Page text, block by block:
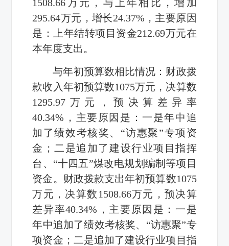
1508.66万元，与上年相比，增加
295.64万元，增长24.37%，主要原因
是：上年结转项目资金212.69万元在
本年度支出。
与年初预算数相比情况：财政拨
款收入年初预算数1075万元，决算数
1295.97万元，预决算差异率
40.34%，主要原因是：一是年中追
加了绩效考核奖、“访惠聚”专项资
金；二是追加了建设行业项目指挥
台、“十四五”煤改电规划编制等项目
资金。财政拨款支出年初预算数1075
万元，决算数1508.66万元，预决算
差异率40.34%，主要原因是：一是
年中追加了绩效考核奖、“访惠聚”专
项资金；二是追加了建设行业项目指